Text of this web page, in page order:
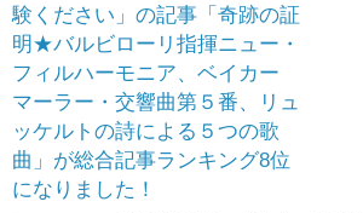
験ください」の記事「奇跡の証
明★バルビローリ指揮ニュー・
フィルハーモニア、ベイカー
マーラー・交響曲第５番、リュ
ッケルトの詩による５つの歌
曲」が総合記事ランキング8位
になりました！